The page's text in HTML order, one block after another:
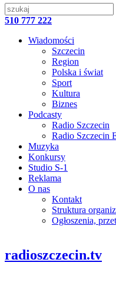
510 777 222
Wiadomości
Szczecin
Region
Polska i świat
Sport
Kultura
Biznes
Podcasty
Radio Szczecin
Radio Szczecin
Muzyka
Konkursy
Studio S-1
Reklama
O nas
Kontakt
Struktura
Ogłoszenia,
radioszczecin.tv